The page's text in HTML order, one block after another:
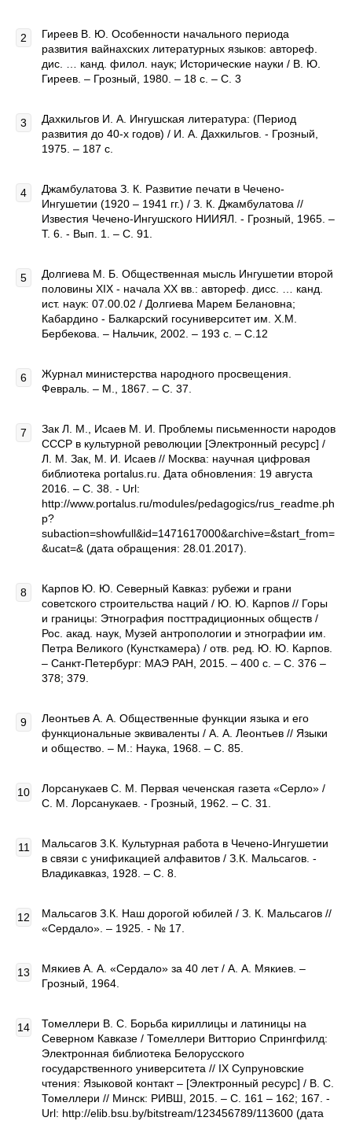
Гиреев В. Ю. Особенности начального периода
развития вайнахских литературных языков: автореф.
дис. … канд. филол. наук; Исторические науки / В. Ю.
Гиреев. – Грозный, 1980. – 18 с. – С. 3
Дахкильгов И. А. Ингушская литература: (Период
развития до 40-х годов) / И. А. Дахкильгов. - Грозный,
1975. – 187 с.
Джамбулатова З. К. Развитие печати в Чечено-
Ингушетии (1920 – 1941 гг.) / З. К. Джамбулатова //
Известия Чечено-Ингушского НИИЯЛ. - Грозный, 1965. –
Т. 6. - Вып. 1. – С. 91.
Долгиева М. Б. Общественная мысль Ингушетии второй
половины XIX - начала ХХ вв.: автореф. дисс. … канд.
ист. наук: 07.00.02 / Долгиева Марем Белановна;
Кабардино - Балкарский госуниверситет им. Х.М.
Бербекова. – Нальчик, 2002. – 193 с. – С.12
Журнал министерства народного просвещения.
Февраль. – М., 1867. – С. 37.
Зак Л. М., Исаев М. И. Проблемы письменности народов
СССР в культурной революции [Электронный ресурс] /
Л. М. Зак, М. И. Исаев // Москва: научная цифровая
библиотека portalus.ru. Дата обновления: 19 августа
2016. – С. 38. - Url:
http://www.portalus.ru/modules/pedagogics/rus_readme.ph
p?
subaction=showfull&id=1471617000&archive=&start_from=
&ucat=& (дата обращения: 28.01.2017).
Карпов Ю. Ю. Северный Кавказ: рубежи и грани
советского строительства наций / Ю. Ю. Карпов // Горы
и границы: Этнография посттрадиционных обществ /
Рос. акад. наук, Музей антропологии и этнографии им.
Петра Великого (Кунсткамера) / отв. ред. Ю. Ю. Карпов.
– Санкт-Петербург: МАЭ РАН, 2015. – 400 с. – С. 376 –
378; 379.
Леонтьев А. А. Общественные функции языка и его
функциональные эквиваленты / А. А. Леонтьев // Языки
и общество. – М.: Наука, 1968. – С. 85.
Лорсанукаев С. М. Первая чеченская газета «Серло» /
С. М. Лорсанукаев. - Грозный, 1962. – С. 31.
Мальсагов З.К. Культурная работа в Чечено-Ингушетии
в связи с унификацией алфавитов / З.К. Мальсагов. -
Владикавказ, 1928. – С. 8.
Мальсагов З.К. Наш дорогой юбилей / З. К. Мальсагов //
«Сердало». – 1925. - № 17.
Мякиев А. А. «Сердало» за 40 лет / А. А. Мякиев. –
Грозный, 1964.
Томеллери В. С. Борьба кириллицы и латиницы на
Северном Кавказе / Томеллери Витторио Спрингфилд:
Электронная библиотека Белорусского
государственного университета // IX Супруновские
чтения: Языковой контакт – [Электронный ресурс] / В. С.
Томеллери // Минск: РИВШ, 2015. – С. 161 – 162; 167. -
Url: http://elib.bsu.by/bitstream/123456789/113600 (дата